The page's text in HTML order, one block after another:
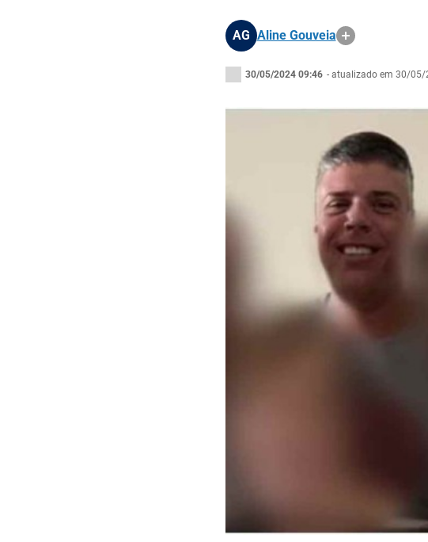
AG Aline Gouveia
30/05/2024 09:46 - atualizado em 30/05/